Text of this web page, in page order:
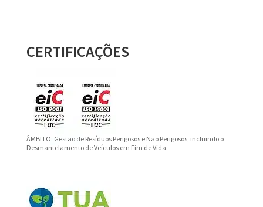
CERTIFICAÇÕES
ÂMBITO: Gestão de Resíduos Perigosos e Não Perigosos, incluindo o
Desmantelamento de Veículos em Fim de Vida.